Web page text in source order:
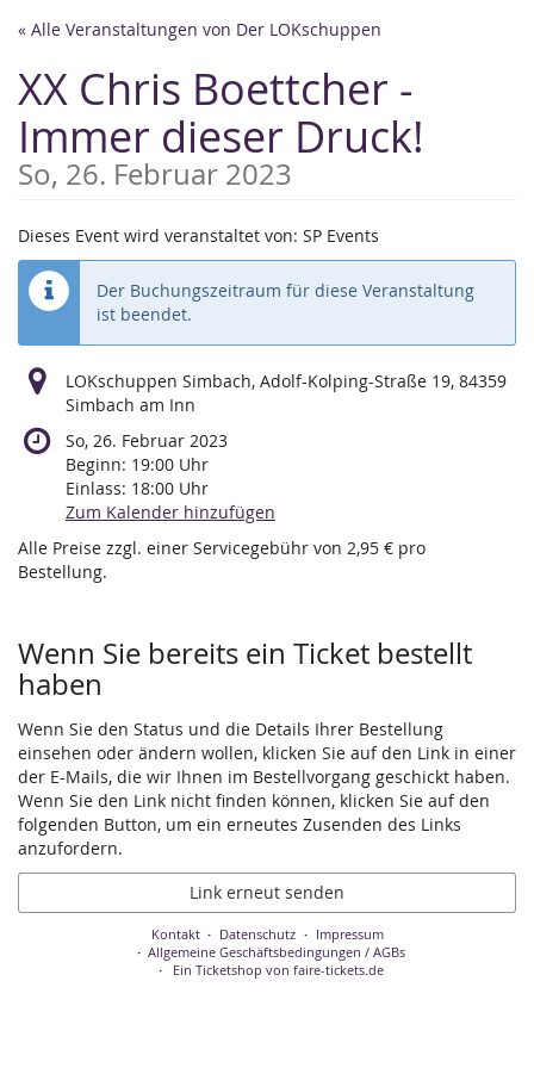
Zum
Inhalt
springen
« Alle Veranstaltungen von Der LOKschuppen
XX Chris Boettcher -
Immer dieser Druck!
So, 26. Februar 2023
Dieses Event wird veranstaltet von: SP Events
Der Buchungszeitraum für diese Veranstaltung
ist beendet.
LOKschuppen Simbach, Adolf-Kolping-Straße 19, 84359
Simbach am Inn
So, 26. Februar 2023
Beginn: 19:00 Uhr
Einlass: 18:00 Uhr
Zum Kalender hinzufügen
Alle Preise zzgl. einer Servicegebühr von 2,95 € pro
Bestellung.
Wenn Sie bereits ein Ticket bestellt
haben
Wenn Sie den Status und die Details Ihrer Bestellung
einsehen oder ändern wollen, klicken Sie auf den Link in einer
der E-Mails, die wir Ihnen im Bestellvorgang geschickt haben.
Wenn Sie den Link nicht finden können, klicken Sie auf den
folgenden Button, um ein erneutes Zusenden des Links
anzufordern.
Link erneut senden
Kontakt Datenschutz
Impressum
Allgemeine Geschäftsbedingungen / AGBs
Ein Ticketshop von faire-tickets.de